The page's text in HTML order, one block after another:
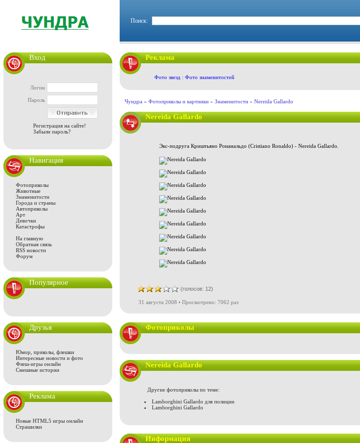
Поиск:
Вход
Логин
Пароль
Регистрация на сайте!
Забыли пароль?
Навигация
Фотоприколы
Животные
Знаменитости
Города и страны
Автоприколы
Арт
Девочки
Катастрофы
На главную
Обратная связь
RSS новости
Форум
Популярное
Друзья
Юмор, приколы, флешки
Интересные новости и фото
Флеш-игры онлайн
Смешные истории
Реклама
Новые HTML5 игры онлайн
Страшилки
Реклама
Фото звезд : Фото знаменитостей
Чундра » Фотоприколы и картинки » Знаменитости » Nereida Gallardo
Nereida Gallardo
Экс-подруга Криштьяно Ронанальдо (Cristiano Ronaldo) - Nereida Gallardo.
(голосов: 12)
31 августа 2008 • Просмотрено: 7062 раз
Фотоприколы
Nereida Gallardo
Другие фотоприколы по теме:
Lamborghini Gallardo для полиции
Lamborghini Gallardo
Информация